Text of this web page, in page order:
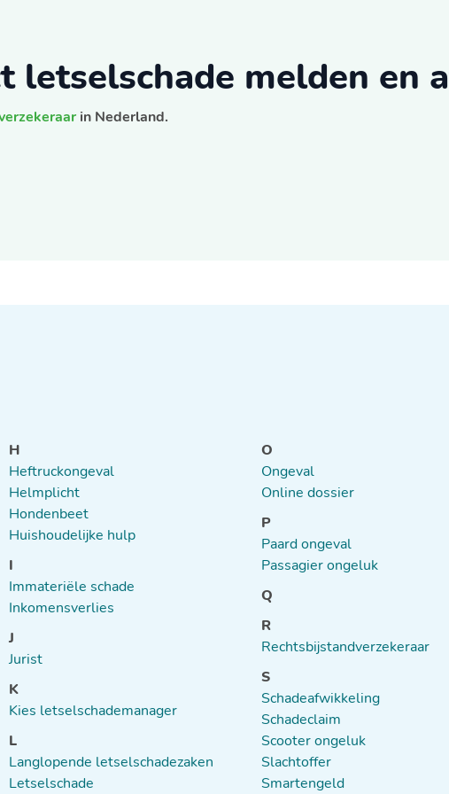
letselschade melden en
in Nederland.
H
Heftruckongeval
Helmplicht
Hondenbeet
Huishoudelijke hulp
I
Immateriële schade
Inkomensverlies
J
Jurist
K
Kies letselschademanager
L
Langlopende letselschadezaken
Letselschade
O
Ongeval
Online dossier
P
Paard ongeval
Passagier ongeluk
Q
R
Rechtsbijstandverzekeraar
S
Schadeafwikkeling
Schadeclaim
Scooter ongeluk
Slachtoffer
Smartengeld